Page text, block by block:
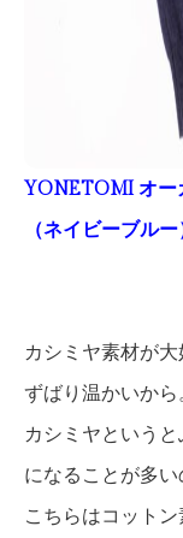
YONETOMI オー
（ネイビーブル
カシミヤ素材が大
ずばり温かいから
カシミヤという
になることが多い
こちらはコット